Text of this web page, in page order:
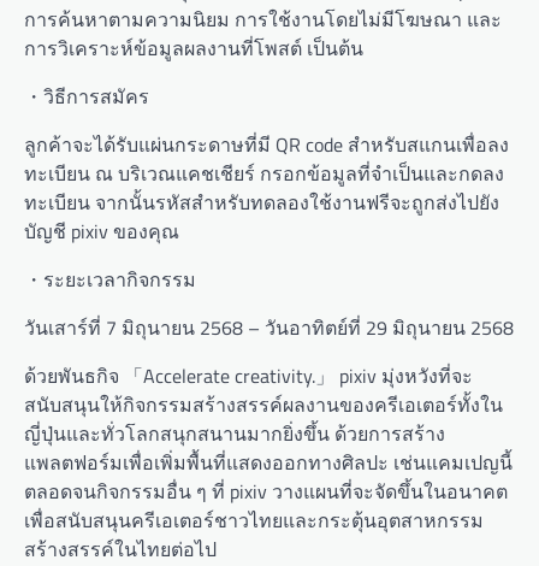
การค้นหาตามความนิยม การใช้งานโดยไม่มีโฆษณา และ
การวิเคราะห์ข้อมูลผลงานที่โพสต์ เป็นต้น
・วิธีการสมัคร
ลูกค้าจะได้รับแผ่นกระดาษที่มี QR code สำหรับสแกนเพื่อลง
ทะเบียน ณ บริเวณแคชเชียร์ กรอกข้อมูลที่จำเป็นและกดลง
ทะเบียน จากนั้นรหัสสำหรับทดลองใช้งานฟรีจะถูกส่งไปยัง
บัญชี pixiv ของคุณ
・ระยะเวลากิจกรรม
วันเสาร์ที่ 7 มิถุนายน 2568 – วันอาทิตย์ที่ 29 มิถุนายน 2568
ด้วยพันธกิจ 「Accelerate creativity.」 pixiv มุ่งหวังที่จะ
สนับสนุนให้กิจกรรมสร้างสรรค์ผลงานของครีเอเตอร์ทั้งใน
ญี่ปุ่นและทั่วโลกสนุกสนานมากยิ่งขึ้น ด้วยการสร้าง
แพลตฟอร์มเพื่อเพิ่มพื้นที่แสดงออกทางศิลปะ เช่นแคมเปญนี้
ตลอดจนกิจกรรมอื่น ๆ ที่ pixiv วางแผนที่จะจัดขึ้นในอนาคต
เพื่อสนับสนุนครีเอเตอร์ชาวไทยและกระตุ้นอุตสาหกรรม
สร้างสรรค์ในไทยต่อไป